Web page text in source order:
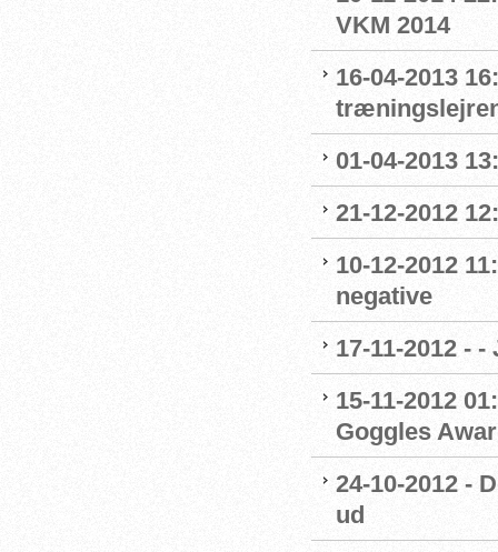
VKM 2014
16-04-2013
01-04-2013
21-12-2012
10-12-2012
negative
17-11-2012 -
15-11-2012
Goggles
24-10-2012 -
ud